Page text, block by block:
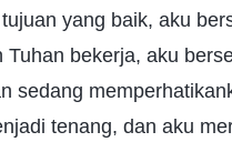
yang baik, aku
bekerja, aku
sedang
tenang, dan aku